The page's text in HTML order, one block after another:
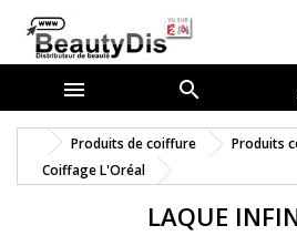
 
Produits de coiffure
Produits
Coiffage L'Oréal
LAQUE